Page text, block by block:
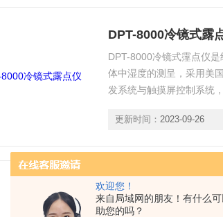
欢迎您！
来自局域网的朋友！有什么
助您的吗？
DPT-8000冷镜式露
DPT-8000冷镜式霪点仪
体中湿度的测呈，采用美
发系统与触摸屏控制系统
更新时间： 2023-09-26
DPSS-6100 DPSS-
DPSS-6100系列在线露点